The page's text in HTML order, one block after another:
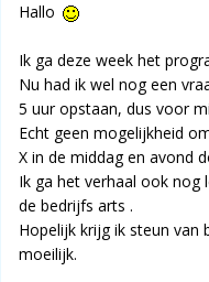
Hallo
Ik ga deze week het
Nu had ik wel nog een
5 uur opstaan, dus voor
Echt geen mogelijkheid
X in de middag en avond
Ik ga het verhaal ook nog
de bedrijfs arts .
Hopelijk krijg ik steun van
moeilijk.